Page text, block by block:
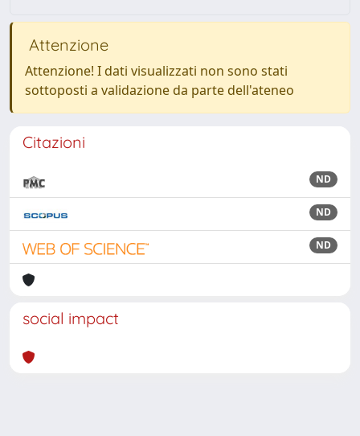
Attenzione
Attenzione! I dati visualizzati non sono stati
sottoposti a validazione da parte dell'ateneo
Citazioni
ND
ND
ND
social impact